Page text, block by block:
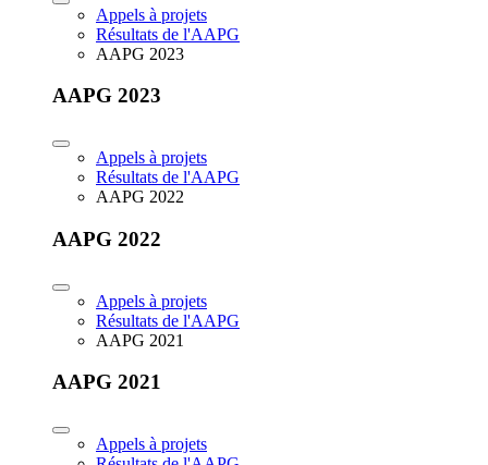
Appels à projets
Résultats de l'AAPG
AAPG 2023
AAPG 2023
Appels à projets
Résultats de l'AAPG
AAPG 2022
AAPG 2022
Appels à projets
Résultats de l'AAPG
AAPG 2021
AAPG 2021
Appels à projets